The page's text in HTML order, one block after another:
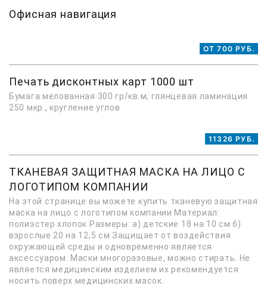
Офисная навигация
ОТ 700 РУБ.
Печать дисконтных карт 1000 шт
Бумага мелованная 300 гр/кв.м, глянцевая ламинация
250 мкр., кругление углов
11326 РУБ.
ТКАНЕВАЯ ЗАЩИТНАЯ МАСКА НА ЛИЦО С
ЛОГОТИПОМ КОМПАНИИ
На этой странице вы можете купить тканевую защитная
маска на лицо с логотипом компании Материал:
полиэстер хлопок Размеры: а) детские 18 на 10 см б)
взрослые 20 на 12,5 см Защищает от воздействия
окружающей среды и одновременно является
аксессуаром. Маски многоразовые, можно стирать. Не
является медицинским изделием их рекомендуется
носить поверх медицинских масок.